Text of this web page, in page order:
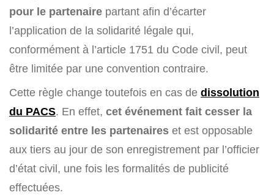
pour le partenaire partant afin d’écarter
l’application de la solidarité légale qui,
conformément à l’article 1751 du Code civil, peut
être limitée par une convention contraire.
Cette règle change toutefois en cas de dissolution
du PACS. En effet, cet événement fait cesser la
solidarité entre les partenaires et est opposable
aux tiers au jour de son enregistrement par l’officier
d’état civil, une fois les formalités de publicité
effectuées.